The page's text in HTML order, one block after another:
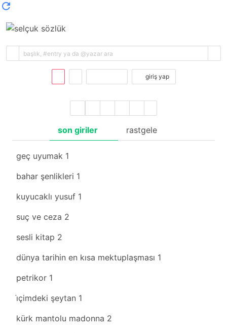
giriş yap
son giriler rastgele
geç uyumak 1
bahar şenlikleri 1
kuyucaklı yusuf 1
suç ve ceza 2
sesli kitap 2
dünya tarihin en kısa mektuplaşması 1
petrikor 1
i̇çimdeki şeytan 1
kürk mantolu madonna 2